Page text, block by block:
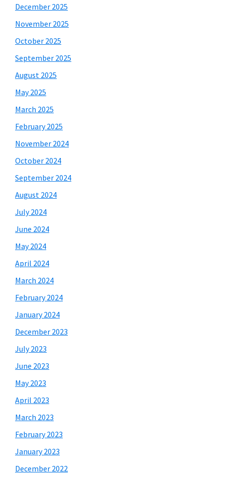
December 2025
November 2025
October 2025
September 2025
August 2025
May 2025
March 2025
February 2025
November 2024
October 2024
September 2024
August 2024
July 2024
June 2024
May 2024
April 2024
March 2024
February 2024
January 2024
December 2023
July 2023
June 2023
May 2023
April 2023
March 2023
February 2023
January 2023
December 2022